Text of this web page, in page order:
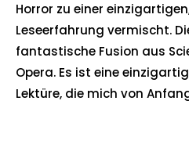
Horror zu einer
Leseerfahrung vermischt.
fantastische Fusion aus
Opera. Es ist eine
Lektüre, die mich von